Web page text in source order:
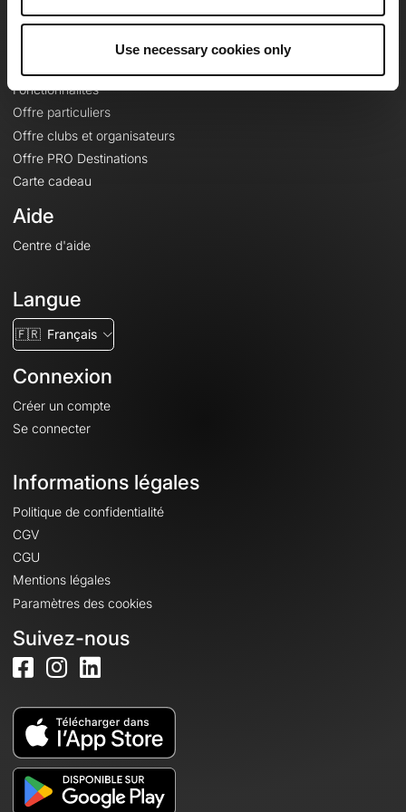
Use necessary cookies only
Fonctionnalités
Offre particuliers
Offre clubs et organisateurs
Offre PRO Destinations
Carte cadeau
Aide
Centre d'aide
Langue
🇫🇷 Français
Connexion
Créer un compte
Se connecter
Informations légales
Politique de confidentialité
CGV
CGU
Mentions légales
Paramètres des cookies
Suivez-nous